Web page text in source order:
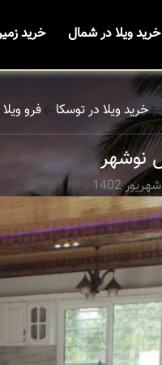
خرید ویلا در شمال خرید
خرید ویلا در توسکا فرو
نوشهر